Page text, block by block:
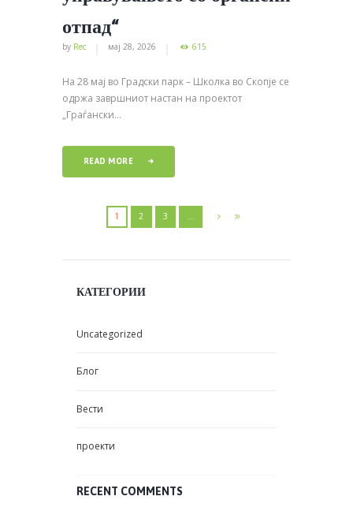
отпад“
by Rec мај 28, 2026 615
На 28 мај во Градски парк – Школка во Скопје се
одржа завршниот настан на проектот
„Граѓански...
READ MORE
1 2 3 …
КАТЕГОРИИ
Uncategorized
Блог
Вести
проекти
RECENT COMMENTS